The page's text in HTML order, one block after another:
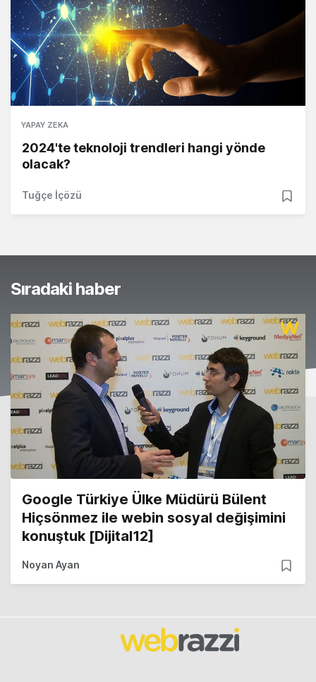
YAPAY ZEKA
2024'te teknoloji trendleri hangi yönde
olacak?
Tuğçe İçözü
Sıradaki haber
Google Türkiye Ülke Müdürü Bülent
Hiçsönmez ile webin sosyal değişimini
konuştuk [Dijital12]
Noyan Ayan